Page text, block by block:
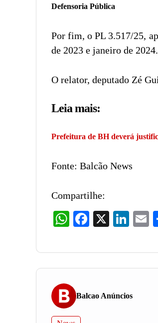
Defensoria Pública
Por fim, o PL 3.517/25,
de 2023 e janeiro de 2024.
O relator, deputado Zé
Leia mais:
Prefeitura de BH deverá
Fonte: Balcão News
Compartilhe:
WhatsAppFacebook
Balcao Anúncios